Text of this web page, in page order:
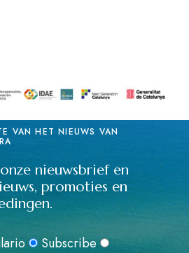
VAN HET NIEUWS VAN
nieuwsbrief en
promoties en
Subscribe